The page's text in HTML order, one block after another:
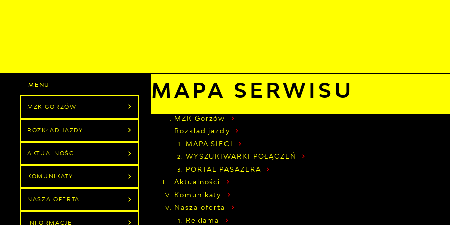
MZK GORZÓW
ROZKŁAD JAZDY
AKTUALNOŚCI
KOMUNIKATY
NASZA OFERTA
INFORMACJE
MAPA SERWISU
MZK Gorzów
Rozkład jazdy
MAPA SIECI
WYSZUKIWARKI POŁĄCZEŃ
PORTAL PASAŻERA
Aktualności
Komunikaty
Nasza oferta
Reklama